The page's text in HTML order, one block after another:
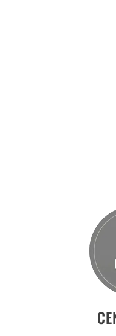
Professionel